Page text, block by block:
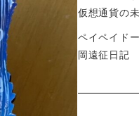
仮想通貨の
ペイペイド
岡遠征日記